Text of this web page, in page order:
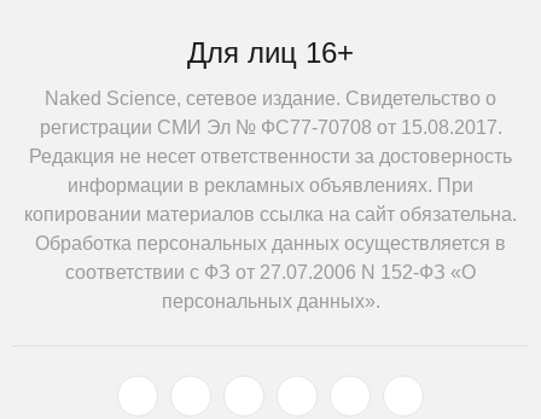
Для лиц 16+
Naked Science, сетевое издание. Свидетельство о
регистрации СМИ Эл № ФС77-70708 от 15.08.2017.
Редакция не несет ответственности за достоверность
информации в рекламных объявлениях. При
копировании материалов ссылка на сайт обязательна.
Обработка персональных данных осуществляется в
соответствии с ФЗ от 27.07.2006 N 152-ФЗ «О
персональных данных».